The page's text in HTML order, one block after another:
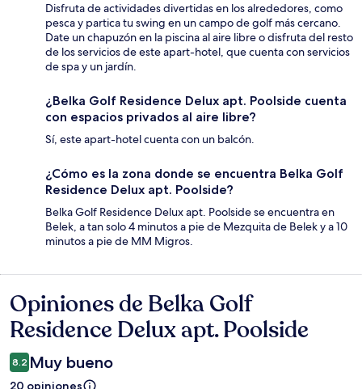
Disfruta de actividades divertidas en los alrededores, como
pesca y partica tu swing en un campo de golf más cercano.
Date un chapuzón en la piscina al aire libre o disfruta del resto
de los servicios de este apart-hotel, que cuenta con servicios
de spa y un jardín.
¿Belka Golf Residence Delux apt. Poolside cuenta
con espacios privados al aire libre?
Sí, este apart-hotel cuenta con un balcón.
¿Cómo es la zona donde se encuentra Belka Golf
Residence Delux apt. Poolside?
Belka Golf Residence Delux apt. Poolside se encuentra en
Belek, a tan solo 4 minutos a pie de Mezquita de Belek y a 10
minutos a pie de MM Migros.
Opiniones
Opiniones de Belka Golf
Residence Delux apt. Poolside
8.2 Muy bueno
20 opiniones